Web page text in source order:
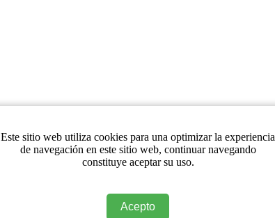
Este sitio web utiliza cookies para una optimizar la experiencia
de navegación en este sitio web, continuar navegando
constituye aceptar su uso.
Acepto